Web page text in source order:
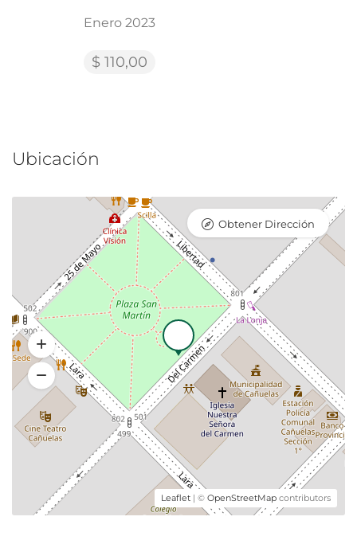
Enero 2023
$ 110,00
Ubicación
Leaflet | © OpenStreetMap contributors
Obtener Dirección